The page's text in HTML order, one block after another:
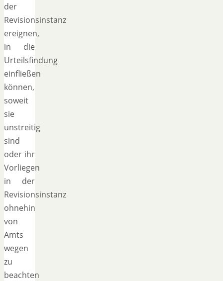
der
Revisionsinstanz
ereignen,
in die
Urteilsfindung
einfließen
können,
soweit
sie
unstreitig
sind
oder ihr
Vorliegen
in der
Revisionsinstanz
ohnehin
von
Amts
wegen
zu
beachten